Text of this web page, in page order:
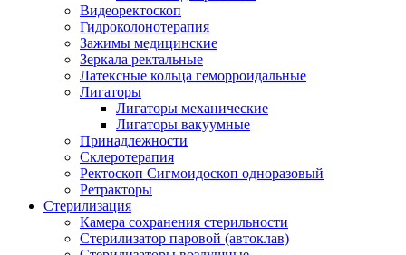
Видеоректоскоп
Гидроколонотерапия
Зажимы медицинские
Зеркала ректальные
Латексные кольца геморроидальные
Лигаторы
Лигаторы механические
Лигаторы вакуумные
Принадлежности
Склеротерапия
Ректоскоп Сигмоидоскоп одноразовый
Ретракторы
Стерилизация
Камера сохранения стерильности
Стерилизатор паровой (автоклав)